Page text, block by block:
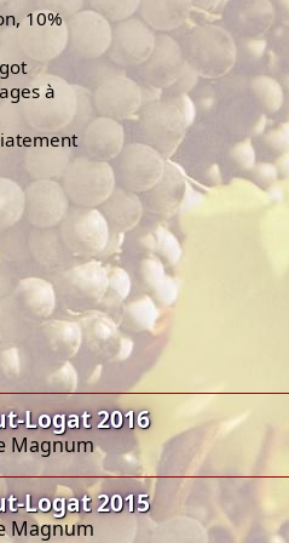
10%
à
Logat 2016
Magnum
Logat 2015
Magnum